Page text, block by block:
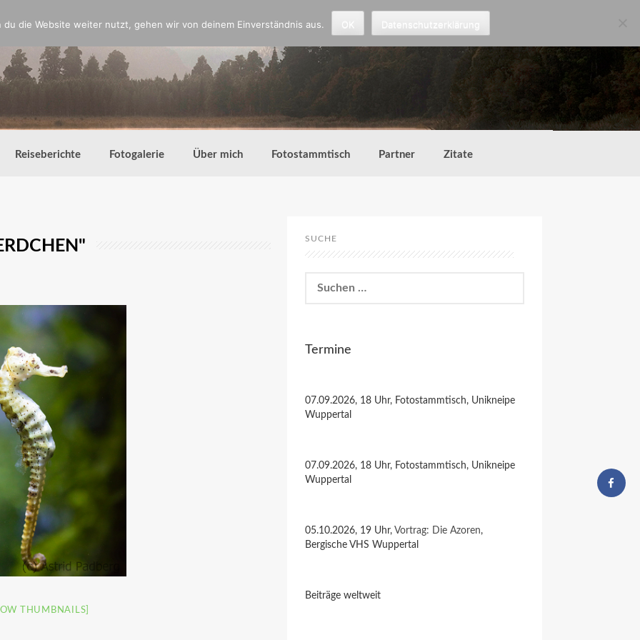
Reiseberichte Fotogalerie Über mich Fotostammtisch Partner Zitate
THUMBNAILS]
SUCHE
nach:
Termine
07.09.2026, 18 Uhr, Fotostammtisch, Unikneipe
Wuppertal
07.09.2026, 18 Uhr, Fotostammtisch, Unikneipe
Wuppertal
05.10.2026, 19 Uhr, Vortrag: Die Azoren,
Bergische VHS Wuppertal
Beiträge weltweit
die Website weiter nutzt, gehen wir von deinem Einverständnis aus.